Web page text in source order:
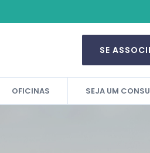
SE
OFICINAS SEJA UM